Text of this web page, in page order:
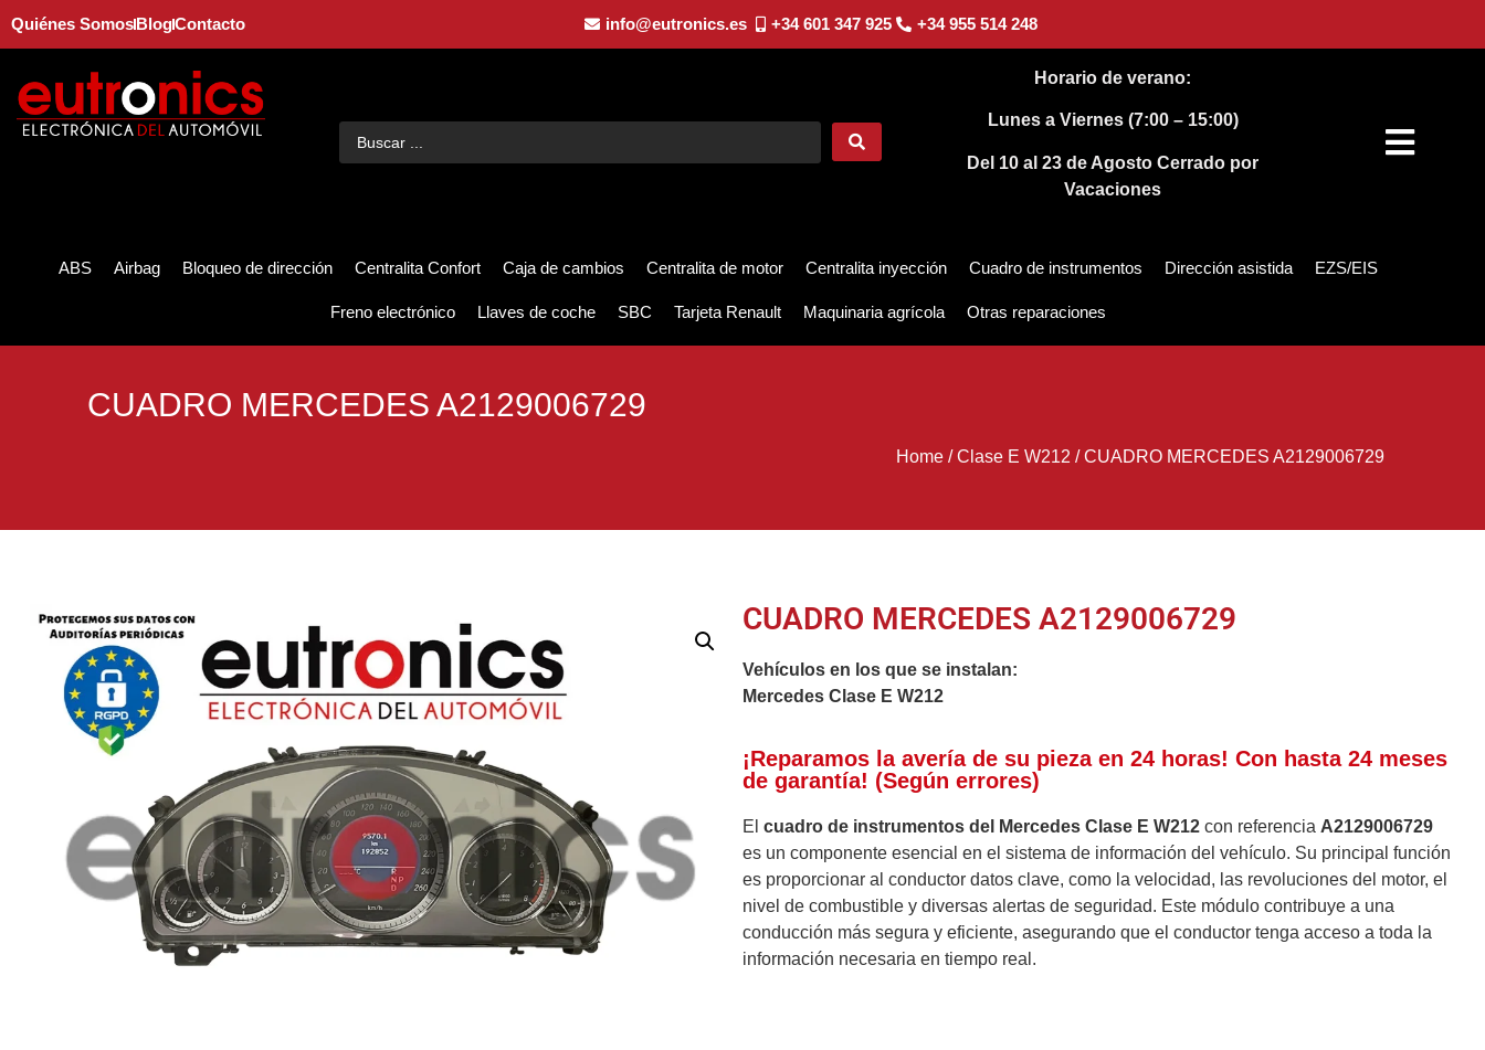
Quiénes SomosBlogContacto info@eutronics.es +34 601 347 925 +34 955 514 248
Horario de verano:
Lunes a Viernes (7:00 – 15:00)
Del 10 al 23 de AgostoCerrado por
Vacaciones
ABS Airbag Bloqueo de dirección Centralita Confort Caja de cambios Centralita de motor Centralita inyección Cuadro de instrumentos Dirección asistida EZS/EIS
Freno electrónico Llaves de coche SBC Tarjeta Renault Maquinaria agrícola Otras reparaciones
CUADRO MERCEDES A2129006729
Home/Clase E W212 /CUADRO MERCEDES A2129006729
CUADRO MERCEDES A2129006729
Vehículos en los que se instalan:
Mercedes Clase E W212
¡Reparamos la avería de su pieza en 24 horas! Con hasta 24 meses
de garantía! (Según errores)
El cuadro de instrumentos del Mercedes Clase E W212 con referencia A2129006729
es un componente esencial en el sistema de información del vehículo. Su principal función
es proporcionar al conductor datos clave, como la velocidad, las revoluciones del motor, el
nivel de combustible y diversas alertas de seguridad. Este módulo contribuye a una
conducción más segura y eficiente, asegurando que el conductor tenga acceso a toda la
información necesaria en tiempo real.